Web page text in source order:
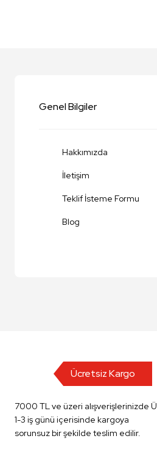
Bu ürüne benzer farklı alternatifler
Genel Bilgiler
Hakkımızda
İletişim
Teklif İsteme Formu
Blog
Ücretsiz Kargo
7000 TL ve üzeri alışverişlerinizde
1-3 iş günü içerisinde kargoya
sorunsuz bir şekilde teslim edilir.